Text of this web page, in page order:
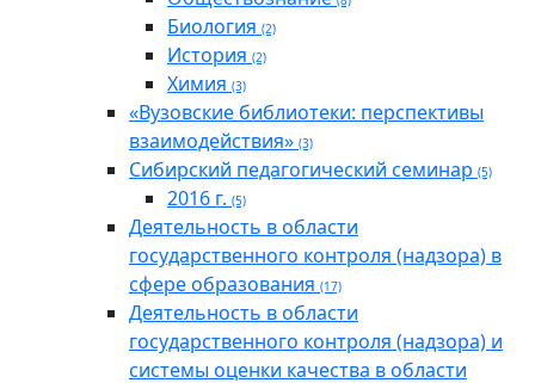
Биология (2)
История (2)
Химия (3)
«Вузовские библиотеки: перспективы
взаимодействия» (3)
Cибирский педагогический семинар (5)
2016 г. (5)
Деятельность в области
государственного контроля (надзора) в
сфере образования (17)
Деятельность в области
государственного контроля (надзора) и
системы оценки качества в области